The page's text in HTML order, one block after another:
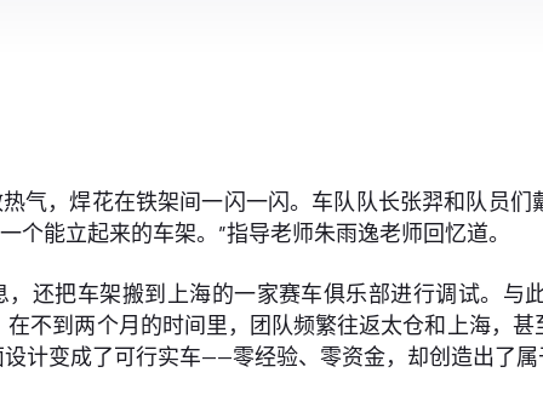
气，焊花在铁架间一闪一闪。车队队长张羿和队员
个能立起来的车架。”指导老师朱雨逸老师回忆道。
还把车架搬到上海的一家赛车俱乐部进行调试。与
不到两个月的时间里，团队频繁往返太仓和上海，
计变成了可行实车——零经验、零资金，却创造出了